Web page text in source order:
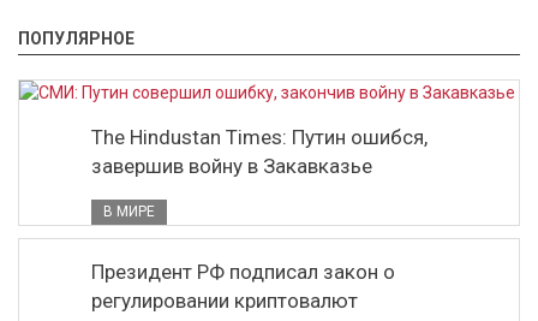
ПОПУЛЯРНОЕ
The Hindustan Times: Путин ошибся,
завершив войну в Закавказье
В МИРЕ
Президент РФ подписал закон о
регулировании криптовалют